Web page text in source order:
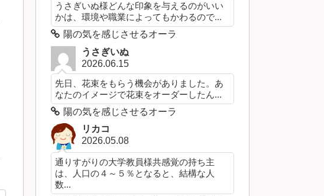
うさぎいぬ様どんな印象を与えるのがいい
かは、環境や職業によってもかわるので...
陽の気を感じさせるオーラ
うさぎいぬ
2026.06.15
先日、花束をもらう機会がありました。あ
なたのイメージで花束をオーダーしたん...
陽の気を感じさせるオーラ
リカコ
2026.05.08
通りすがりの大学教員様共感覚の持ち主
は、人口の４～５％となると、結構な人
数...